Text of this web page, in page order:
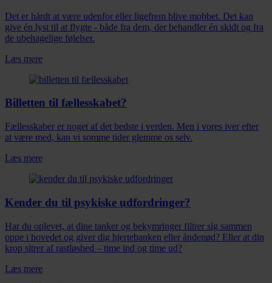
Det er hårdt at være udenfor eller ligefrem blive mobbet. Det kan
give én lyst til at flygte - både fra dem, der behandler én skidt og fra
de ubehagelige følelser.
Læs mere
Billetten til fællesskabet?
Fællesskaber er noget af det bedste i verden. Men i vores iver efter
at være med, kan vi somme tider glemme os selv.
Læs mere
Kender du til psykiske udfordringer?
Har du oplevet, at dine tanker og bekymringer filtrer sig sammen
oppe i hovedet og giver dig hjertebanken eller åndenød? Eller at din
krop sitrer af rastløshed – time ind og time ud?
Læs mere